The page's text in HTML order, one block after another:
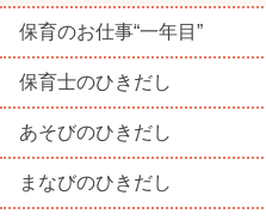
保育のお仕事“一年目”
保育士のひきだし
あそびのひきだし
まなびのひきだし